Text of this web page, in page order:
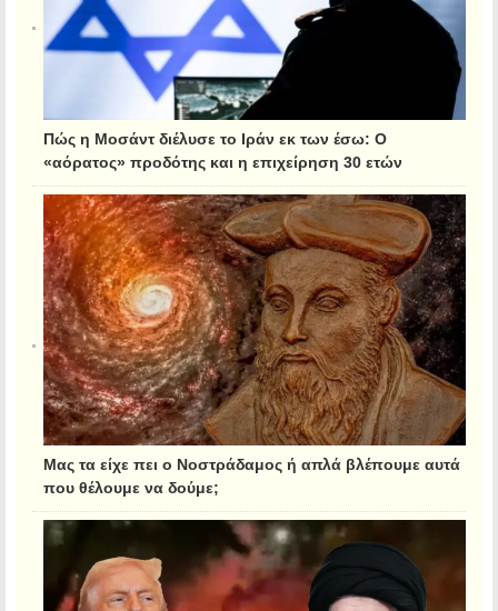
Πώς η Μοσάντ διέλυσε το Ιράν εκ των έσω: Ο
«αόρατος» προδότης και η επιχείρηση 30 ετών
Μας τα είχε πει ο Νοστράδαμος ή απλά βλέπουμε αυτά
που θέλουμε να δούμε;